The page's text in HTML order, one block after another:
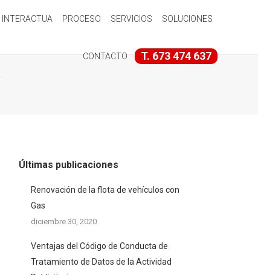
INTERACTUA PROCESO SERVICIOS SOLUCIONES
CONTACTO T. 673 474 637
Últimas publicaciones
Renovación de la flota de vehículos con
Gas
diciembre 30, 2020
Ventajas del Código de Conducta de
Tratamiento de Datos de la Actividad